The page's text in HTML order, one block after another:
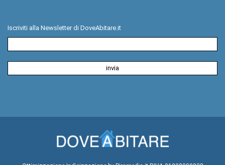
Iscriviti alla Newsletter di DoveAbitare.it